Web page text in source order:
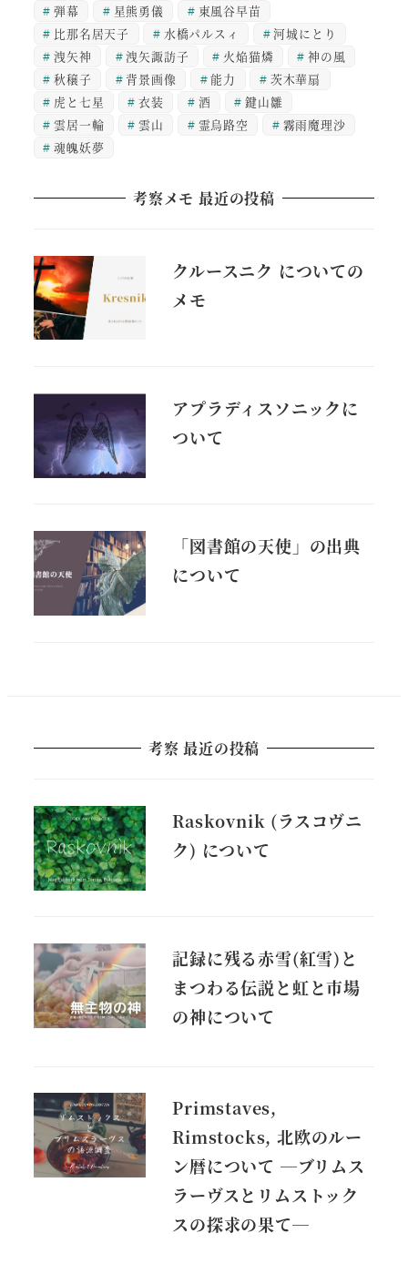
弾幕
星熊勇儀
東風谷早苗
比那名居天子
水橋パルスィ
河城にとり
洩矢神
洩矢諏訪子 火焔猫燐
神の風
秋穣子
背景画像 能力
茨木華扇
虎と七星
衣装 酒
鍵山雛
雲居一輪
雲山 霊烏路空
霧雨魔理沙
魂魄妖夢
考察メモ 最近の投稿
クルースニク についての
メモ
アプラディスソニックに
ついて
「図書館の天使」の出典
について
考察 最近の投稿
Raskovnik (ラスコヴニ
ク) について
記録に残る赤雪(紅雪)と
まつわる伝説と虹と市場
の神について
Primstaves,
Rimstocks, 北欧のルー
ン暦について ―ブリムス
ラーヴスとリムストック
スの探求の果て―